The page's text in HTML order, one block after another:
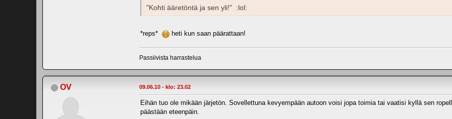
"Kohti ääretöntä ja sen yli!" :lol:
*reps* heti kun saan päärattaan!
Passiivista harrastelua
OV 09.06.10 - klo: 23.02
Eihän tuo ole mikään järjetön. Sovellettuna kevyempään autoon voisi jopa toimia tai vaatisi kyllä sen
päästään eteenpäin.